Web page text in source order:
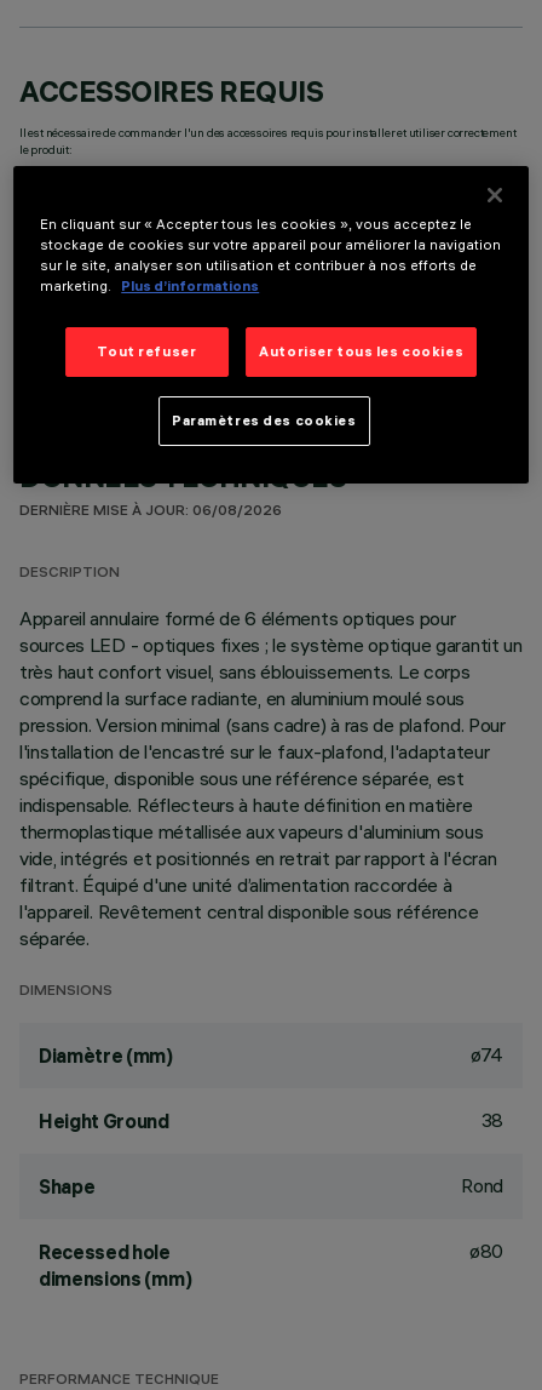
ACCESSOIRES REQUIS
Il est nécessaire de commander l'un des accessoires requis pour installer et utiliser correctement
le produit:
COMPOSANTS OPTIONNELS
DONNÉES TECHNIQUES
DERNIÈRE MISE À JOUR: 06/08/2026
DESCRIPTION
Appareil annulaire formé de 6 éléments optiques pour
sources LED - optiques fixes ; le système optique garantit un
très haut confort visuel, sans éblouissements. Le corps
comprend la surface radiante, en aluminium moulé sous
pression. Version minimal (sans cadre) à ras de plafond. Pour
l'installation de l'encastré sur le faux-plafond, l'adaptateur
spécifique, disponible sous une référence séparée, est
indispensable. Réflecteurs à haute définition en matière
thermoplastique métallisée aux vapeurs d'aluminium sous
vide, intégrés et positionnés en retrait par rapport à l'écran
filtrant. Équipé d'une unité d’alimentation raccordée à
l'appareil. Revêtement central disponible sous référence
séparée.
DIMENSIONS
Diamètre (mm) ø74
Height Ground 38
Shape Rond
Recessed hole
dimensions (mm)
ø80
PERFORMANCE TECHNIQUE
En cliquant sur « Accepter tous les cookies », vous acceptez le
stockage de cookies sur votre appareil pour améliorer la navigation
sur le site, analyser son utilisation et contribuer à nos efforts de
marketing.
Plus d’informations
Tout refuser Autoriser tous les cookies
Paramètres des cookies